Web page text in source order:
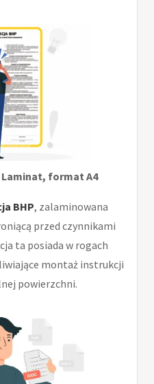
format A4
BHP, zalaminowana
przed czynnikami
ta posiada w rogach
montaż instrukcji
powierzchni.